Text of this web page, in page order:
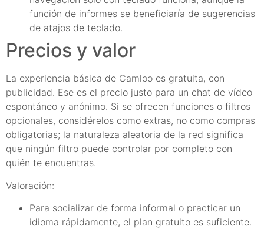
función de informes se beneficiaría de sugerencias
de atajos de teclado.
Precios y valor
La experiencia básica de Camloo es gratuita, con
publicidad. Ese es el precio justo para un chat de vídeo
espontáneo y anónimo. Si se ofrecen funciones o filtros
opcionales, considérelos como extras, no como compras
obligatorias; la naturaleza aleatoria de la red significa
que ningún filtro puede controlar por completo con
quién te encuentras.
Valoración:
Para socializar de forma informal o practicar un
idioma rápidamente, el plan gratuito es suficiente.